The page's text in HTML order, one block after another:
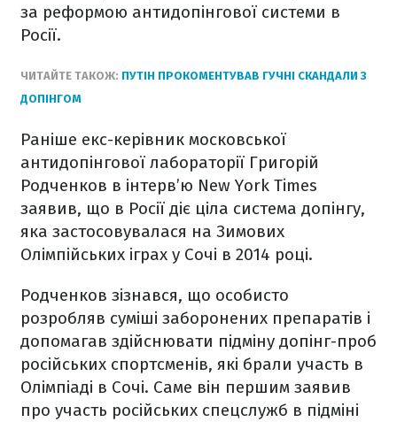
за реформою антидопінгової системи в
Росії.
ЧИТАЙТЕ ТАКОЖ: ПУТІН ПРОКОМЕНТУВАВ ГУЧНІ СКАНДАЛИ З
ДОПІНГОМ
Раніше екс-керівник московської
антидопінгової лабораторії Григорій
Родченков в інтерв’ю New York Times
заявив, що в Росії діє ціла система допінгу,
яка застосовувалася на Зимових
Олімпійських іграх у Сочі в 2014 році.
Родченков зізнався, що особисто
розробляв суміші заборонених препаратів і
допомагав здійснювати підміну допінг-проб
російських спортсменів, які брали участь в
Олімпіаді в Сочі. Саме він першим заявив
про участь російських спецслужб в підміні